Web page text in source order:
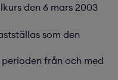
den 6 mars 2003
som den
från och med